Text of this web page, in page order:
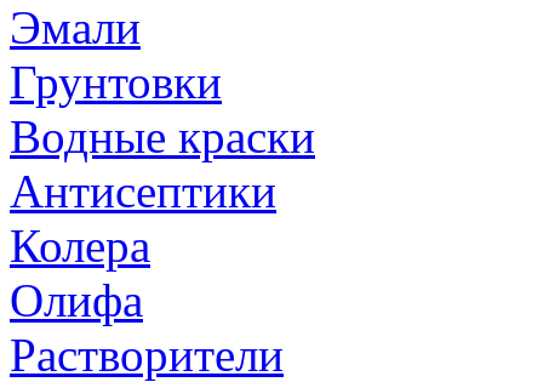
Эмали
Грунтовки
Водные краски
Антисептики
Колера
Олифа
Растворители